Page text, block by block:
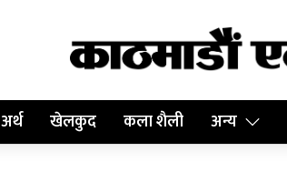
अर्थ खेलकुद कला शैली अन्य